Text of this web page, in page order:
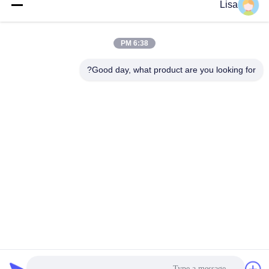
Lisa
6:38 PM
Good day, what product are you looking for?